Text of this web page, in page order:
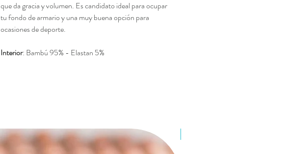
que da gracia y volumen. Es candidato ideal para ocupar
tu fondo de armario y una muy buena opción para
ocasiones de deporte.
Interior: Bambú 95% - Elastan 5%